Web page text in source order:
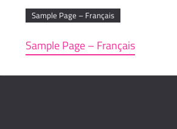
Sample Page – Français
Sample Page – Français